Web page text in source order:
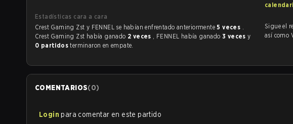
Estadísticas cara a cara
Crest Gaming Zst y FENNEL se habían enfrentado anteriormente5 veces .
Crest Gaming Zst había ganado 2 veces , FENNEL había ganado 3 vecesy
0 partidosterminaron en empate.
Sigue el
COMENTARIOS(0)
Login para comentar en este partido